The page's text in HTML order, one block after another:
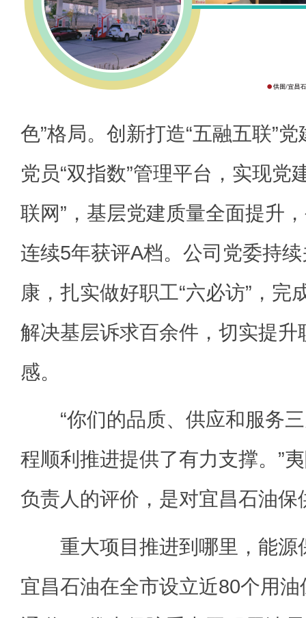
色”格局。创新打造“五融五联”
党员“双指数”管理平台，实现党
联网”，基层党建质量全面提升
连续5年获评A档。公司党委持
康，扎实做好职工“六必访”，完
解决基层诉求百余件，切实提升
感。
“你们的品质、供应和服务三
程顺利推进提供了有力支撑。”
负责人的评价，是对宜昌石油保
重大项目推进到哪里，能源
宜昌石油在全市设立近80个用油